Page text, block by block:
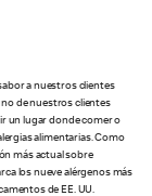
a nuestros clientes
de nuestros clientes
un lugar donde comer o
alimentarias. Como
más actual sobre
los nueve alérgenos más
de EE. UU.